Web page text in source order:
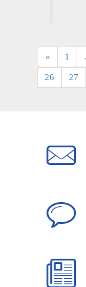
« 1
26 27